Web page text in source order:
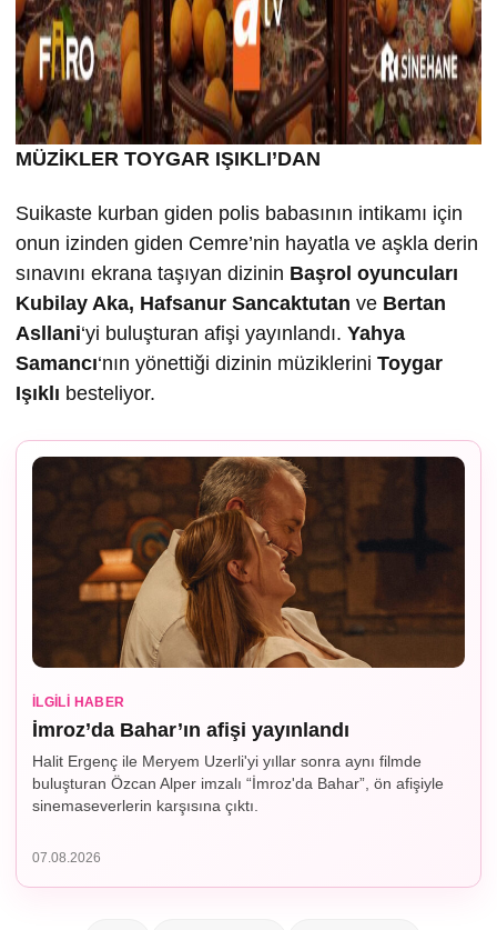
MÜZİKLER TOYGAR IŞIKLI’DAN
Suikaste kurban giden polis babasının intikamı için
onun izinden giden Cemre’nin hayatla ve aşkla derin
sınavını ekrana taşıyan dizinin Başrol oyuncuları
Kubilay Aka, Hafsanur Sancaktutan ve Bertan
Asllani‘yi buluşturan afişi yayınlandı. Yahya
Samancı‘nın yönettiği dizinin müziklerini Toygar
Işıklı besteliyor.
İLGILI HABER
İmroz’da Bahar’ın afişi yayınlandı
Halit Ergenç ile Meryem Uzerli'yi yıllar sonra aynı filmde
buluşturan Özcan Alper imzalı “İmroz'da Bahar”, ön afişiyle
sinemaseverlerin karşısına çıktı.
07.08.2026